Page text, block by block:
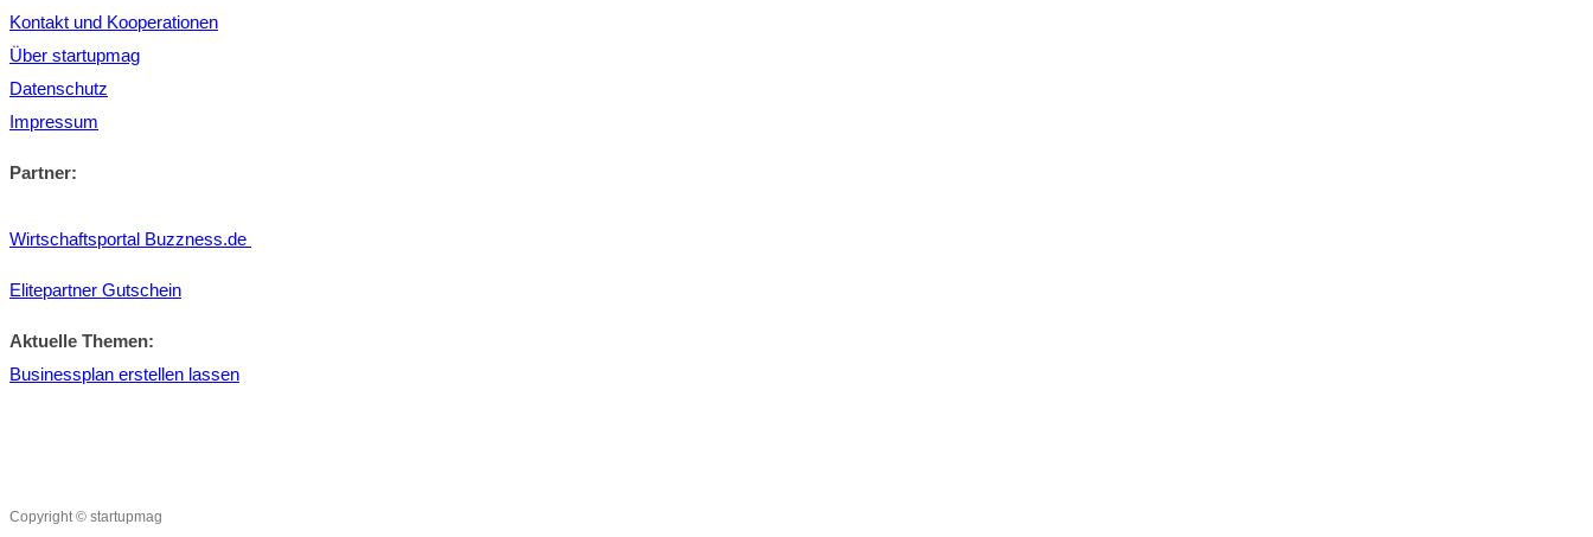
Kontakt und Kooperationen
Über startupmag
Datenschutz
Impressum
Partner:
Wirtschaftsportal Buzzness.de
Elitepartner Gutschein
Aktuelle Themen:
Businessplan erstellen lassen
Copyright © startupmag